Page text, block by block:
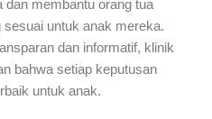
dan membantu orang tua
untuk anak mereka.
dan informatif, klinik
bahwa setiap keputusan
untuk anak.